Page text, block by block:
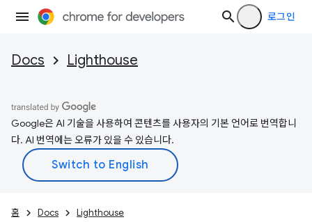
로그인
Docs Lighthouse
Google은 AI 기술을 사용하여 콘텐츠를 사용자의 기본 언어로 번역합니
다. AI 번역에는 오류가 있을 수 있습니다.
홈 Docs Lighthouse